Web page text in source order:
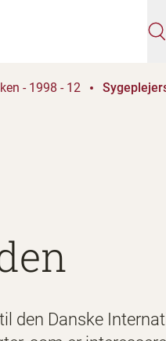
- 1998 - 12
den Danske